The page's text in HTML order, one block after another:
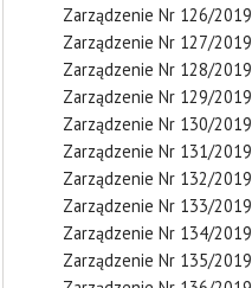
Zarządzenie Nr 126/2019
Zarządzenie Nr 127/2019
Zarządzenie Nr 128/2019
Zarządzenie Nr 129/2019
Zarządzenie Nr 130/2019
Zarządzenie Nr 131/2019
Zarządzenie Nr 132/2019
Zarządzenie Nr 133/2019
Zarządzenie Nr 134/2019
Zarządzenie Nr 135/2019